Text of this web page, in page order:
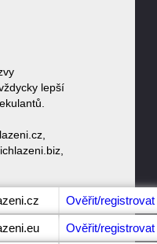
lepší
Ověřit/registrovat
Ověřit/registrovat